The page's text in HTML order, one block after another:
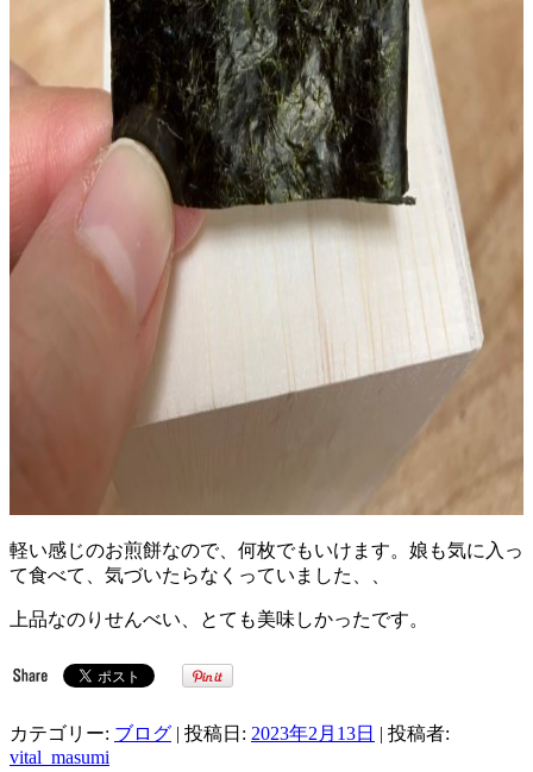
軽い感じのお煎餅なので、何枚でもいけます。娘も気に入っ
て食べて、気づいたらなくっていました、、
上品なのりせんべい、とても美味しかったです。
カテゴリー: ブログ | 投稿日: 2023年2月13日 | 投稿者:
vital_masumi